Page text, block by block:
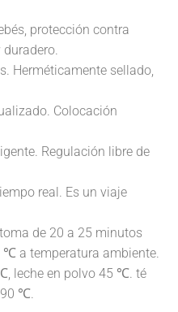
protección contra
Herméticamente sellado,
Colocación
Regulación libre de
real. Es un viaje
de 20 a 25 minutos
a temperatura ambiente.
leche en polvo 45 ℃. té
℃.